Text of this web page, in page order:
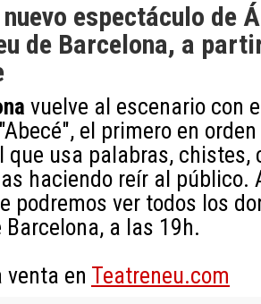
espectáculo de
de Barcelona, a
vuelve al escenario con
el primero en
que usa palabras, chistes,
haciendo reír al público.
podremos ver todos los
Barcelona, a las 19h.
venta en Teatreneu.com